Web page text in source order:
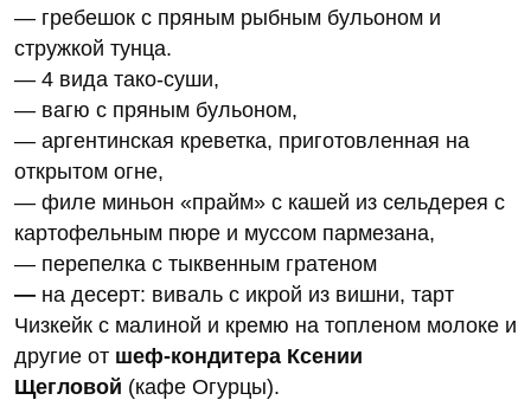
— гребешок с пряным рыбным бульоном и
стружкой тунца.
— 4 вида тако-суши,
— вагю с пряным бульоном,
— аргентинская креветка, приготовленная на
открытом огне,
— филе миньон «прайм» с кашей из сельдерея с
картофельным пюре и муссом пармезана,
— перепелка с тыквенным гратеном
— на десерт: виваль с икрой из вишни, тарт
Чизкейк с малиной и кремю на топленом молоке и
другие от шеф-кондитера Ксении
Щегловой (кафе Огурцы).